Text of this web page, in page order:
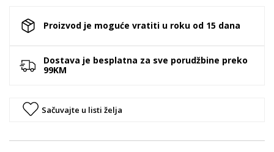
Proizvod je moguće vratiti u roku od 15 dana
Dostava je besplatna za sve porudžbine preko
99KM
Sačuvajte u listi želja